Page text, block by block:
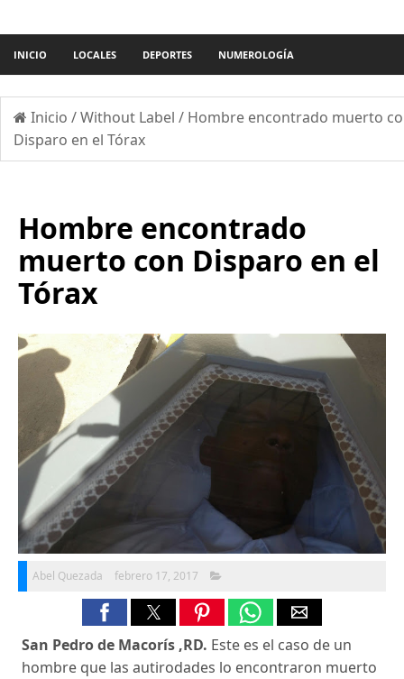
INICIO LOCALES DEPORTES NUMEROLOGÍA
Inicio /Without Label / Hombre encontrado muerto
Disparo en el Tórax
Hombre encontrado
muerto con Disparo en el
Tórax
Abel Quezada febrero 17, 2017
San Pedro de Macorís ,RD. Este es el caso de un
hombre que las autirodades lo encontraron muerto